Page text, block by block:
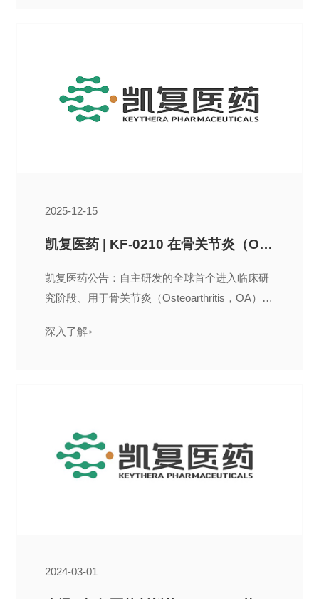
2025-12-15
凯复医药 | KF-0210 在骨关节炎（OA）探索性临床试验中取得突破性进展
凯复医药公告：自主研发的全球首个进入临床研
究阶段、用于骨关节炎（Osteoarthritis，OA）治
剂，在近期完成的临床 IIa 期治疗膝骨关节炎探
深入了解
2024-03-01